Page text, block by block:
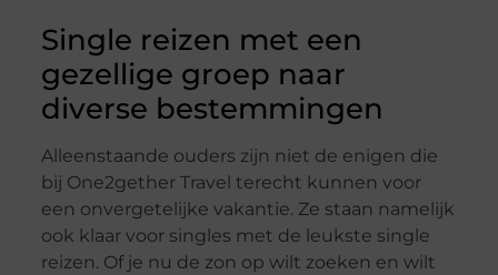
Single reizen met een
gezellige groep naar
diverse bestemmingen
Alleenstaande ouders zijn niet de enigen die
bij One2gether Travel terecht kunnen voor
een onvergetelijke vakantie. Ze staan namelijk
ook klaar voor singles met de leukste single
reizen. Of je nu de zon op wilt zoeken en wilt